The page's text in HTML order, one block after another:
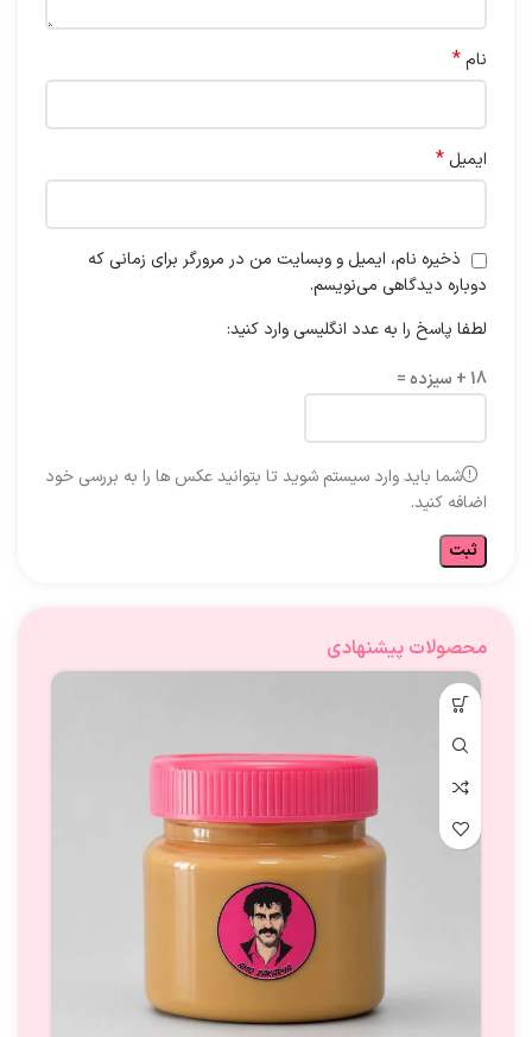
نام*
ایمیل *
ذخیره نام، ایمیل و وبسایت من در مرورگر برای زمانی که
دوباره دیدگاهی می‌نویسم.
لطفا پاسخ را به عدد انگلیسی وارد کنید:
18 + سیزده =
شما باید وارد سیستم شوید تا بتوانید عکس ها را به بررسی خود
اضافه کنید.
محصولات پیشنهادی